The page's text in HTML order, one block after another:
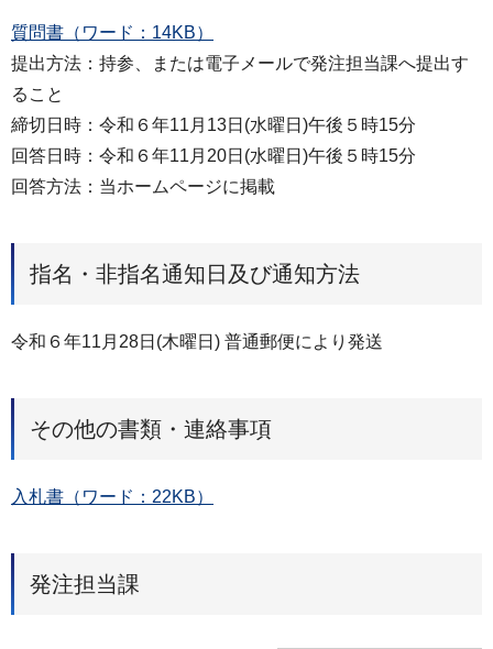
質問書（ワード：14KB）
提出方法：持参、または電子メールで発注担当課へ提出す
ること
締切日時：令和６年11月13日(水曜日)午後５時15分
回答日時：令和６年11月20日(水曜日)午後５時15分
回答方法：当ホームページに掲載
指名・非指名通知日及び通知方法
令和６年11月28日(木曜日) 普通郵便により発送
その他の書類・連絡事項
入札書（ワード：22KB）
発注担当課